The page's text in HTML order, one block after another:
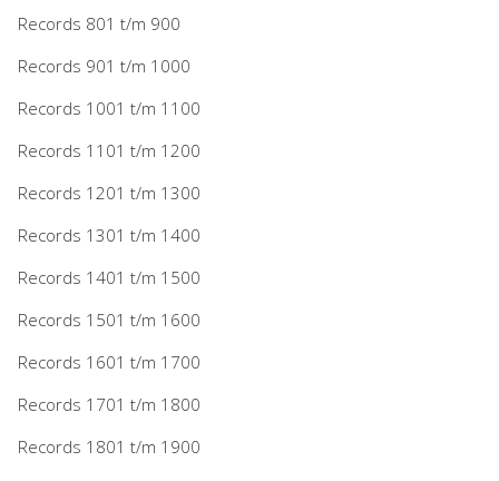
Records 801 t/m 900
Records 901 t/m 1000
Records 1001 t/m 1100
Records 1101 t/m 1200
Records 1201 t/m 1300
Records 1301 t/m 1400
Records 1401 t/m 1500
Records 1501 t/m 1600
Records 1601 t/m 1700
Records 1701 t/m 1800
Records 1801 t/m 1900